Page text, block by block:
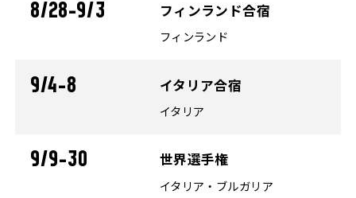
8/28-9/3 フィンランド合宿
フィンランド
9/4-8 イタリア合宿
イタリア
9/9-30 世界選手権
イタリア・ブルガリア